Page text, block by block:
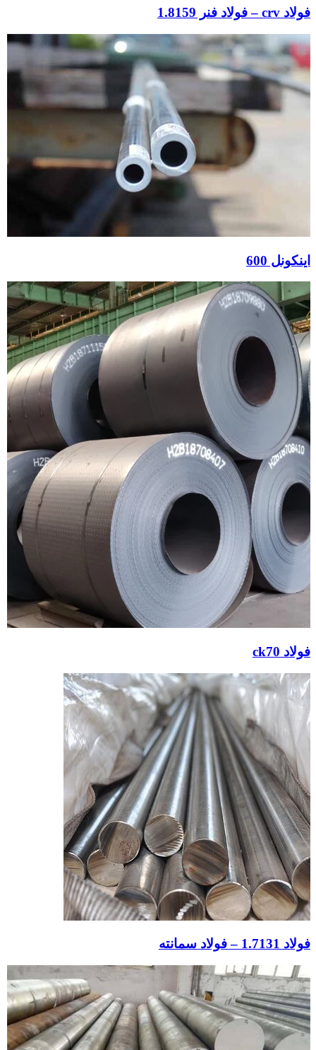
فولاد crv – فولاد فنر 1.8159
اینکونل 600
فولاد ck70
فولاد 1.7131 – فولاد سمانته